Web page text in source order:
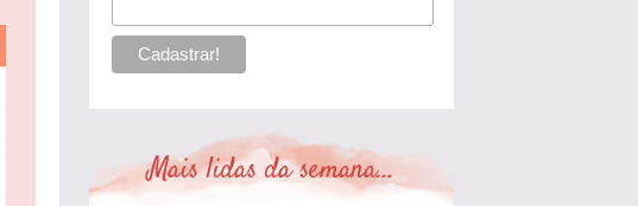
Mais lidas da semana...